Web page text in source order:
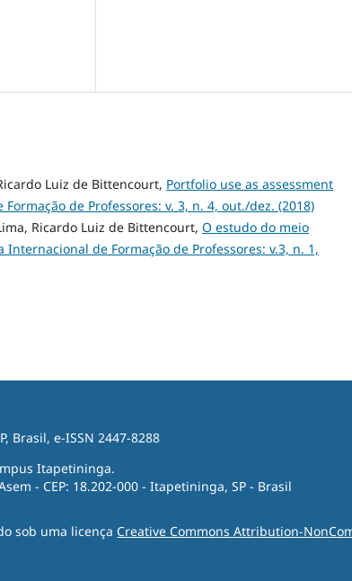
Luiz de Bittencourt, Portfolio use as assessment
de Professores: v. 3, n. 4, out./dez. (2018)
Ricardo Luiz de Bittencourt, O estudo do meio
Internacional de Formação de Professores: v.3, n. 1,
Brasil, e-ISSN 2447-8288
Itapetininga.
- CEP: 18.202-000 - Itapetininga, SP - Brasil
sob uma licença Creative Commons Attribution-